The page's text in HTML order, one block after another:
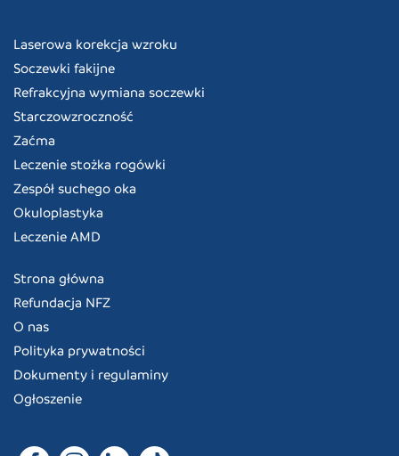
Laserowa korekcja wzroku
Soczewki fakijne
Refrakcyjna wymiana soczewki
Starczowzroczność
Zaćma
Leczenie stożka rogówki
Zespół suchego oka
Okuloplastyka
Leczenie AMD
Strona główna
Refundacja NFZ
O nas
Polityka prywatności
Dokumenty i regulaminy
Ogłoszenie